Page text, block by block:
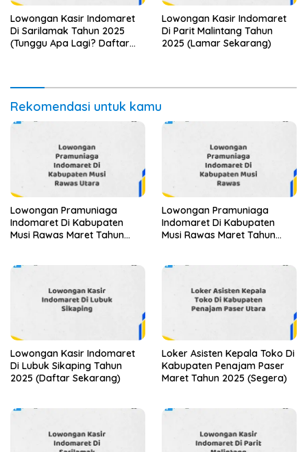
Lowongan Kasir Indomaret
Di Sarilamak Tahun 2025
(Tunggu Apa Lagi? Daftar
Lowongan Kasir Indomaret
Di Parit Malintang Tahun
2025 (Lamar Sekarang)
Rekomendasi untuk kamu
Lowongan Pramuniaga
Indomaret Di Kabupaten
Musi Rawas Maret Tahun
Lowongan Pramuniaga
Indomaret Di Kabupaten
Musi Rawas Maret Tahun
Lowongan Kasir Indomaret
Di Lubuk Sikaping Tahun
2025 (Daftar Sekarang)
Loker Asisten Kepala Toko Di
Kabupaten Penajam Paser
Maret Tahun 2025 (Segera)